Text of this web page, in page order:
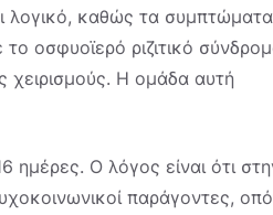
λογικό, καθώς τα συμπτώματα
οσφυοϊερό ριζιτικό
χειρισμούς. Η ομάδα αυτή
Ο λόγος είναι ότι
παράγοντες,